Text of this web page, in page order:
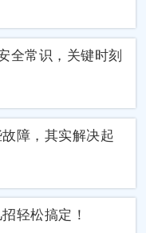
全常识，关键时刻
障，其实解决起
轻松搞定！